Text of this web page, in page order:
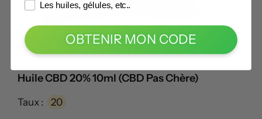
Code -25% :LECANNABISTE
Huile CBD 20% 10ml (CBD Pas Chère)
Taux : 20
Les huiles, gélules, etc..
OBTENIR MON CODE